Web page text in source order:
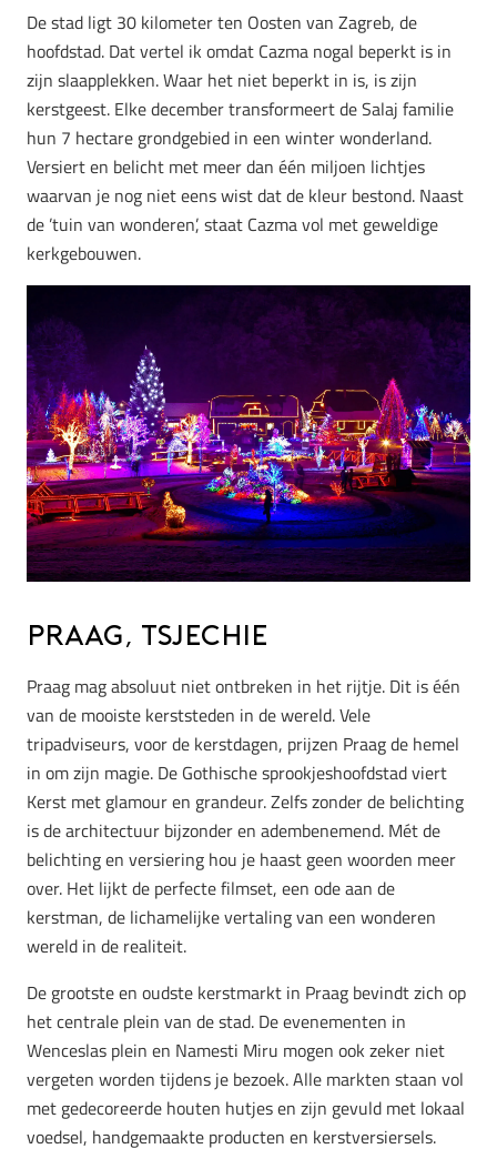
De stad ligt 30 kilometer ten Oosten van Zagreb, de
hoofdstad. Dat vertel ik omdat Cazma nogal beperkt is in
zijn slaapplekken. Waar het niet beperkt in is, is zijn
kerstgeest. Elke december transformeert de Salaj familie
hun 7 hectare grondgebied in een winter wonderland.
Versiert en belicht met meer dan één miljoen lichtjes
waarvan je nog niet eens wist dat de kleur bestond. Naast
de ’tuin van wonderen’, staat Cazma vol met geweldige
kerkgebouwen.
Praag, Tsjechie
Praag mag absoluut niet ontbreken in het rijtje. Dit is één
van de mooiste kerststeden in de wereld. Vele
tripadviseurs, voor de kerstdagen, prijzen Praag de hemel
in om zijn magie. De Gothische sprookjeshoofdstad viert
Kerst met glamour en grandeur. Zelfs zonder de belichting
is de architectuur bijzonder en adembenemend. Mét de
belichting en versiering hou je haast geen woorden meer
over. Het lijkt de perfecte filmset, een ode aan de
kerstman, de lichamelijke vertaling van een wonderen
wereld in de realiteit.
De grootste en oudste kerstmarkt in Praag bevindt zich op
het centrale plein van de stad. De evenementen in
Wenceslas plein en Namesti Miru mogen ook zeker niet
vergeten worden tijdens je bezoek. Alle markten staan vol
met gedecoreerde houten hutjes en zijn gevuld met lokaal
voedsel, handgemaakte producten en kerstversiersels.